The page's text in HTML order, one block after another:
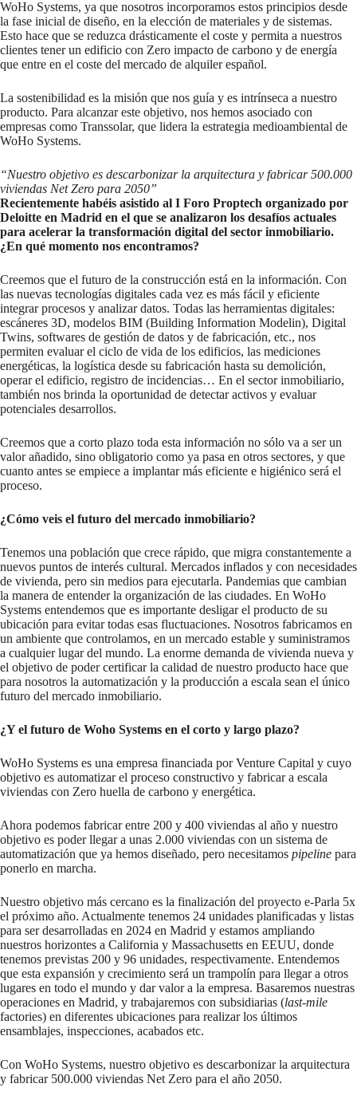
WoHo Systems, ya que nosotros incorporamos estos principios desde
la fase inicial de diseño, en la elección de materiales y de sistemas.
Esto hace que se reduzca drásticamente el coste y permita a nuestros
clientes tener un edificio con Zero impacto de carbono y de energía
que entre en el coste del mercado de alquiler español.
La sostenibilidad es la misión que nos guía y es intrínseca a nuestro
producto. Para alcanzar este objetivo, nos hemos asociado con
empresas como Transsolar, que lidera la estrategia medioambiental de
WoHo Systems.
“Nuestro objetivo es descarbonizar la arquitectura y fabricar 500.000
viviendas Net Zero para 2050”
Recientemente habéis asistido al I Foro Proptech organizado por
Deloitte en Madrid en el que se analizaron los desafíos actuales
para acelerar la transformación digital del sector inmobiliario.
¿En qué momento nos encontramos?
Creemos que el futuro de la construcción está en la información. Con
las nuevas tecnologías digitales cada vez es más fácil y eficiente
integrar procesos y analizar datos. Todas las herramientas digitales:
escáneres 3D, modelos BIM (Building Information Modelin), Digital
Twins, softwares de gestión de datos y de fabricación, etc., nos
permiten evaluar el ciclo de vida de los edificios, las mediciones
energéticas, la logística desde su fabricación hasta su demolición,
operar el edificio, registro de incidencias… En el sector inmobiliario,
también nos brinda la oportunidad de detectar activos y evaluar
potenciales desarrollos.
Creemos que a corto plazo toda esta información no sólo va a ser un
valor añadido, sino obligatorio como ya pasa en otros sectores, y que
cuanto antes se empiece a implantar más eficiente e higiénico será el
proceso.
¿Cómo veis el futuro del mercado inmobiliario?
Tenemos una población que crece rápido, que migra constantemente a
nuevos puntos de interés cultural. Mercados inflados y con necesidades
de vivienda, pero sin medios para ejecutarla. Pandemias que cambian
la manera de entender la organización de las ciudades. En WoHo
Systems entendemos que es importante desligar el producto de su
ubicación para evitar todas esas fluctuaciones. Nosotros fabricamos en
un ambiente que controlamos, en un mercado estable y suministramos
a cualquier lugar del mundo. La enorme demanda de vivienda nueva y
el objetivo de poder certificar la calidad de nuestro producto hace que
para nosotros la automatización y la producción a escala sean el único
futuro del mercado inmobiliario.
¿Y el futuro de Woho Systems en el corto y largo plazo?
WoHo Systems es una empresa financiada por Venture Capital y cuyo
objetivo es automatizar el proceso constructivo y fabricar a escala
viviendas con Zero huella de carbono y energética.
Ahora podemos fabricar entre 200 y 400 viviendas al año y nuestro
objetivo es poder llegar a unas 2.000 viviendas con un sistema de
automatización que ya hemos diseñado, pero necesitamos pipeline para
ponerlo en marcha.
Nuestro objetivo más cercano es la finalización del proyecto e-Parla 5x
el próximo año. Actualmente tenemos 24 unidades planificadas y listas
para ser desarrolladas en 2024 en Madrid y estamos ampliando
nuestros horizontes a California y Massachusetts en EEUU, donde
tenemos previstas 200 y 96 unidades, respectivamente. Entendemos
que esta expansión y crecimiento será un trampolín para llegar a otros
lugares en todo el mundo y dar valor a la empresa. Basaremos nuestras
operaciones en Madrid, y trabajaremos con subsidiarias (last-mile
factories) en diferentes ubicaciones para realizar los últimos
ensamblajes, inspecciones, acabados etc.
Con WoHo Systems, nuestro objetivo es descarbonizar la arquitectura
y fabricar 500.000 viviendas Net Zero para el año 2050.